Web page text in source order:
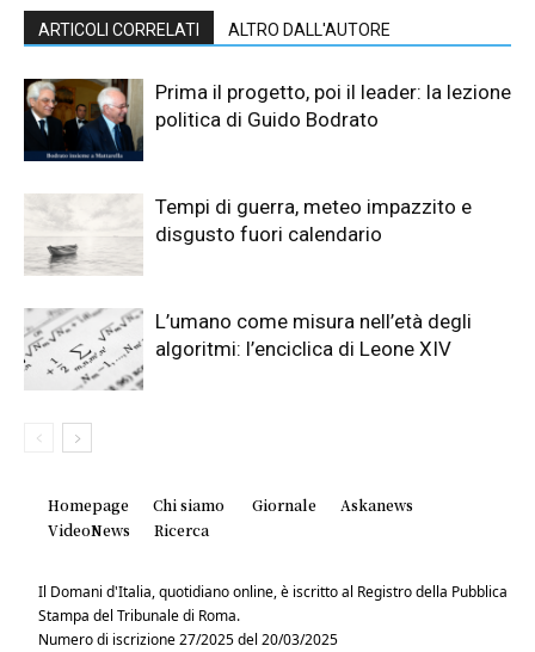
ARTICOLI CORRELATI ALTRO DALL'AUTORE
Prima il progetto, poi il leader: la lezione
politica di Guido Bodrato
Tempi di guerra, meteo impazzito e
disgusto fuori calendario
L’umano come misura nell’età degli
algoritmi: l’enciclica di Leone XIV
Homepage Chi siamo Giornale
Askanews
VideoNews
Ricerca
Il Domani d'Italia, quotidiano online, è iscritto al Registro della Pubblica
Stampa del Tribunale di Roma.
Numero di iscrizione 27/2025 del 20/03/2025